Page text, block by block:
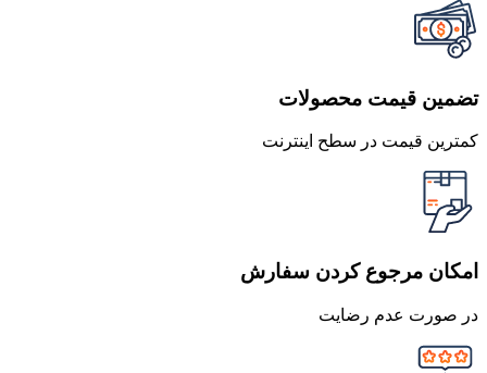
تضمین قیمت محصولات
کمترین قیمت در سطح اینترنت
امکان مرجوع کردن سفارش
در صورت عدم رضایت